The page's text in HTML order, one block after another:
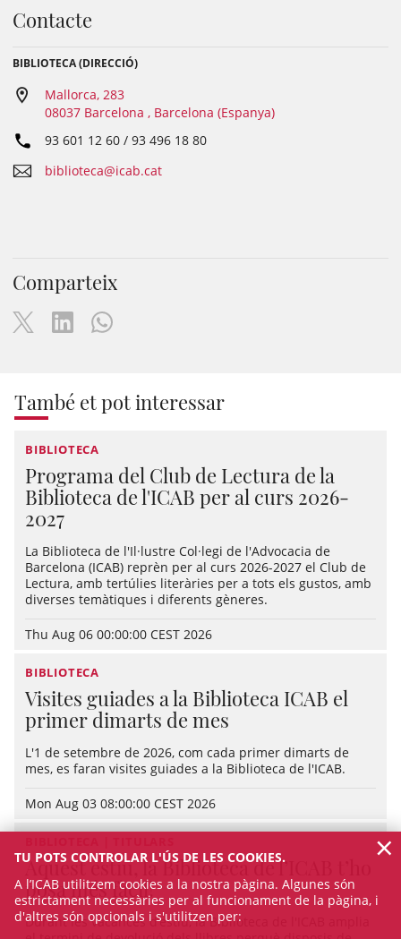
Contacte
BIBLIOTECA (DIRECCIÓ)
Mallorca, 283
08037 Barcelona , Barcelona (Espanya)
93 601 12 60 / 93 496 18 80
biblioteca@icab.cat
Comparteix
També et pot interessar
BIBLIOTECA
Programa del Club de Lectura de la
Biblioteca de l'ICAB per al curs 2026-
2027
La Biblioteca de l'Il·lustre Col·legi de l'Advocacia de
Barcelona (ICAB) reprèn per al curs 2026-2027 el Club de
Lectura, amb tertúlies literàries per a tots els gustos, amb
diverses temàtiques i diferents gèneres.
Thu Aug 06 00:00:00 CEST 2026
BIBLIOTECA
Visites guiades a la Biblioteca ICAB el
primer dimarts de mes
L'1 de setembre de 2026, com cada primer dimarts de
mes, es faran visites guiades a la Biblioteca de l'ICAB.
Mon Aug 03 08:00:00 CEST 2026
Aquest estiu, la Biblioteca de l’ICAB t’ho
posa més fàcil!
Durant les vacances d’estiu, la Biblioteca de l'ICAB amplia
TU POTS CONTROLAR L'ÚS DE LES COOKIES.
A l’ICAB utilitzem cookies a la nostra pàgina. Algunes són
estrictament necessàries per al funcionament de la pàgina, i
d'altres són opcionals i s'utilitzen per:
×